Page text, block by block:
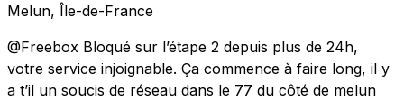
Melun, Île-de-France
@Freebox Bloqué sur l’étape 2 depuis plus de 24h,
votre service injoignable. Ça commence à faire long, il y
a t’il un soucis de réseau dans le 77 du côté de melun